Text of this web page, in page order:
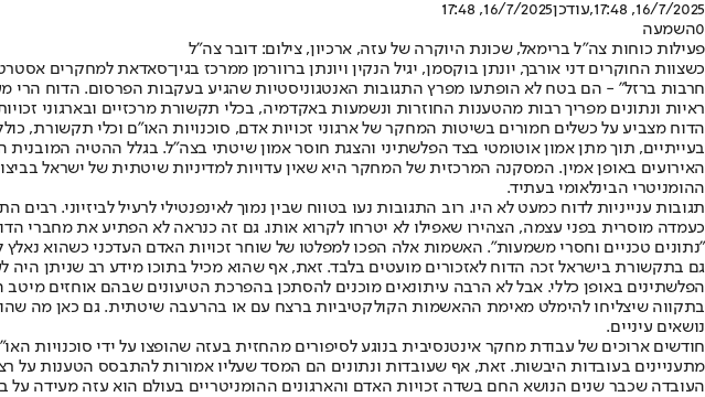
16/7/2025, 17:48
,עודכן16/7/2025, 17:48
0השמעה
פעילות כוחות צה"ל ברימאל, שכונת היוקרה של עזה, ארכיון, צילום: דובר צה"ל
כשצוות החוקרים דני אורבך, יונתן בוקסמן, יגיל הנקין ויונתן ברוורמן ממרכז בגין־סאדאת
חרבות ברזל" - הם בטח לא הופתעו מפרץ התגובות האנטגוניסטיות שהגיע בעקבות הפרסום. הדוח
ראיות ונתונים מפריך רבות מהטענות החוזרות ונשמעות באקדמיה, בכלי תקשורת מרכזיים ובארגוני
הדוח מצביע על כשלים חמורים בשיטות המחקר של ארגוני זכויות אדם, סוכנויות האו"ם וכלי תקשורת,
בעייתיים, תוך מתן אמון אוטומטי בצד הפלשתיני והצגת חוסר אמון שיטתי בצה"ל. בגלל ההטיה
האירועים באופן אמין. המסקנה המרכזית של המחקר היא שאין עדויות למדיניות שיטתית של ישראל
ההומניטרי הבינלאומי בעתיד.
תגובות ענייניות לדוח כמעט לא היו. רוב התגובות נעו בטווח שבין נמוך לאינפנטילי לרעיל לביזיוני.
כעמדה מוסרית בפני עצמה, הצהירו שאפילו לא יטרחו לקרוא אותו. גם זה כנראה לא הפתיע את
"נתונים טכניים וחסרי משמעות". האשמות אלה הפכו למפלטו של שוחר זכויות האדם העדכני כשהוא
גם בתקשורת בישראל זכה הדוח לאזכורים מועטים בלבד. זאת, אף שהוא מכיל בתוכו מידע רב שניתן
הפלשתינים באופן כללי. אבל לא הרבה עיתונאים מוכנים להסתכן בהפרכת הטיעונים שבהם אוחזים
נושאים עיניים.
חודשים ארוכים של עבודת מחקר אינטנסיבית בנוגע לסיפורים מהחזית בעזה שהופצו על ידי סוכנויות
מתעניינים בעובדות היבשות. זאת, אף שעובדות ונתונים הם המסד שעליו אמורות להתבסס הטענות על
העובדה שכבר שנים הנושא החם בשדה זכויות האדם והארגונים ההומניטריים בעולם הוא עזה מעידה